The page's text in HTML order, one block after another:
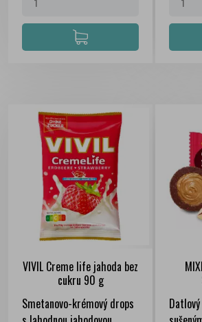
VIVIL Creme life jahoda bez
cukru 90 g
Smetanovo-krémový drops